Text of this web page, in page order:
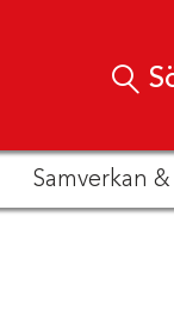
Samverkan